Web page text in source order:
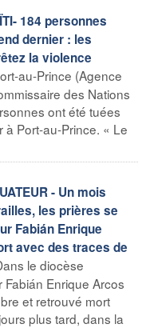
184 personnes
dernier : les
la violence
au-Prince (Agence
des Nations
ont été tuées
Port-au-Prince. « Le
- Un mois
les prières se
Fabián Enrique
avec des traces de
le diocèse
Enrique Arcos
et retrouvé mort
plus tard, dans la